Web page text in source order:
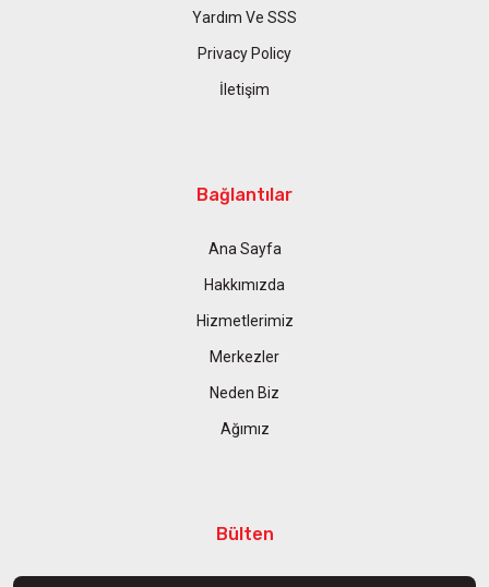
Yardım Ve SSS
Privacy Policy
İletişim
Bağlantılar
Ana Sayfa
Hakkımızda
Hizmetlerimiz
Merkezler
Neden Biz
Ağımız
Bülten